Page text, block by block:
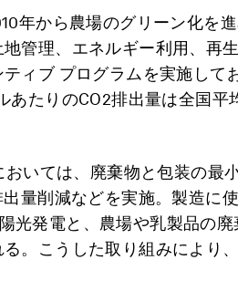
年から農場のグリーン化を
管理、エネルギー利用、再
ィブ プログラムを実施して
あたりのCO2排出量は全国
おいては、廃棄物と包装の最
量削減などを実施。製造に
光発電と、農場や乳製品の
。こうした取り組みにより